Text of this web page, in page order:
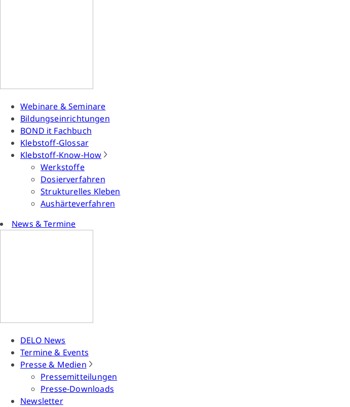
Webinare & Seminare
Bildungseinrichtungen
BOND it Fachbuch
Klebstoff-Glossar
Klebstoff-Know-How
Werkstoffe
Dosierverfahren
Strukturelles Kleben
Aushärteverfahren
News & Termine
DELO News
Termine & Events
Presse & Medien
Pressemitteilungen
Presse-Downloads
Newsletter